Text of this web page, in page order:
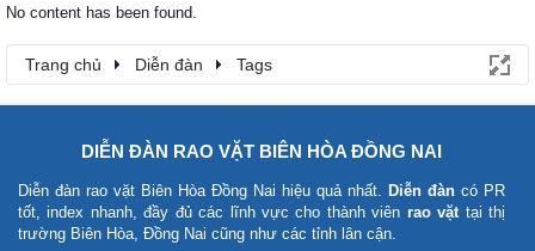
No content has been found.
Trang chủ Diễn đàn Tags
DIỄN ĐÀN RAO VẶT BIÊN HÒA ĐỒNG NAI
Diễn đàn rao vặt Biên Hòa Đồng Nai hiệu quả nhất. Diễn đàn có PR
tốt, index nhanh, đầy đủ các lĩnh vực cho thành viên rao vặttại thị
trường Biên Hòa, Đồng Nai cũng như các tỉnh lân cận.